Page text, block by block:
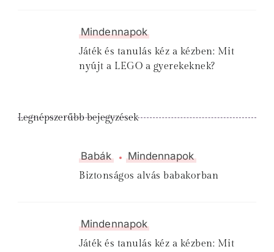
Mindennapok
Játék és tanulás kéz a kézben: Mit
nyújt a LEGO a gyerekeknek?
Legnépszerűbb bejegyzések
Babák Mindennapok
Biztonságos alvás babakorban
Mindennapok
Játék és tanulás kéz a kézben: Mit